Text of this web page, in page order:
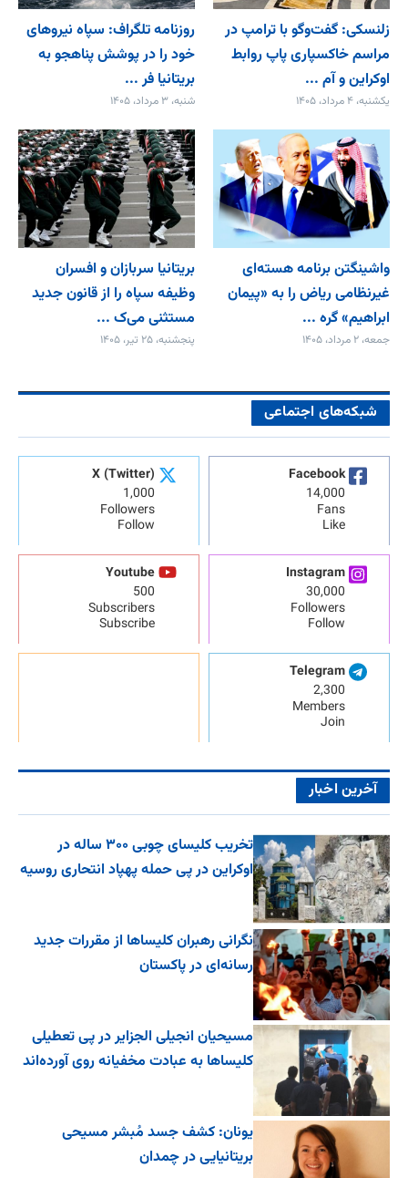
زلنسکی: گفت‌وگو با ترامپ در
مراسم خاکسپاری پاپ روابط
اوکراین و آم ...
یکشنبه، ۴ مرداد، ۱۴۰۵
روزنامه تلگراف: سپاه نیروهای
خود را در پوشش پناهجو به
بریتانیا فر ...
شنبه، ۳ مرداد، ۱۴۰۵
واشینگتن برنامه هسته‌ای
غیرنظامی ریاض را به «پیمان‌
ابراهیم» گره ...
جمعه، ۲ مرداد، ۱۴۰۵
بریتانیا سربازان و افسران
وظیفه سپاه را از قانون جدید
مستثنی می‌ک ...
پنجشنبه، ۲۵ تیر، ۱۴۰۵
شبکه‌های اجتماعی
Facebook
14,000
Fans
Like
X (Twitter)
1,000
Followers
Follow
Instagram
30,000
Followers
Follow
Youtube
500
Subscribers
Subscribe
Telegram
2,300
Members
Join
آخرین اخبار
تخریب کلیسای چوبی ۳۰۰ ساله در
اوکراین در پی حمله پهپاد انتحاری روسیه
نگرانی رهبران کلیساها از مقررات جدید
رسانه‌ای در پاکستان
مسیحیان انجیلی الجزایر در پی تعطیلی
کلیساها به عبادت مخفیانه روی آورده‌اند
یونان: کشف جسد مُبشر مسیحی
بریتانیایی در چمدان